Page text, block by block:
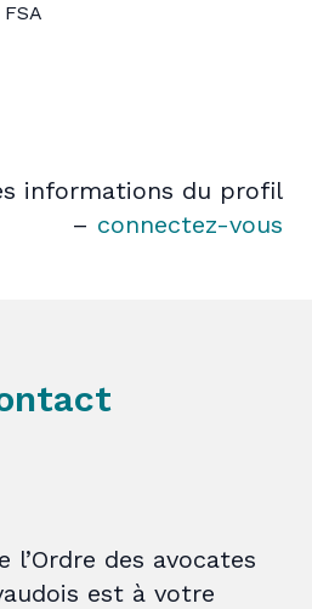
informations du profil
– connectez-vous
l’Ordre des avocates
est à votre